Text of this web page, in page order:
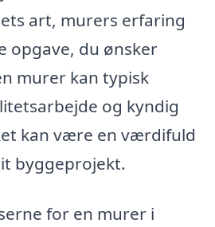
art, murers erfaring
opgave, du ønsker
murer kan typisk
og kyndig
kan være en værdifuld
byggeprojekt.
for en murer i